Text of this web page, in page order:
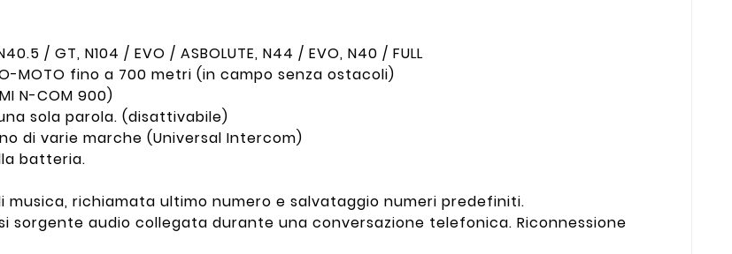
/ GT, N104 / EVO / ASBOLUTE, N44 / EVO, N40 / FULL
MOTO fino a 700 metri (in campo senza ostacoli)
N-COM 900)
sola parola. (disattivabile)
di varie marche (Universal Intercom)
batteria.
richiamata ultimo numero e salvataggio numeri predefiniti.
audio collegata durante una conversazione telefonica. Riconnessione